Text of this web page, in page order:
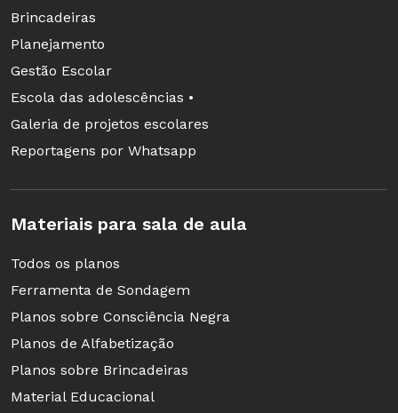
Brincadeiras
Planejamento
Gestão Escolar
Escola das adolescências •
Galeria de projetos escolares
Reportagens por Whatsapp
Materiais para sala de aula
Todos os planos
Ferramenta de Sondagem
Planos sobre Consciência Negra
Planos de Alfabetização
Planos sobre Brincadeiras
Material Educacional